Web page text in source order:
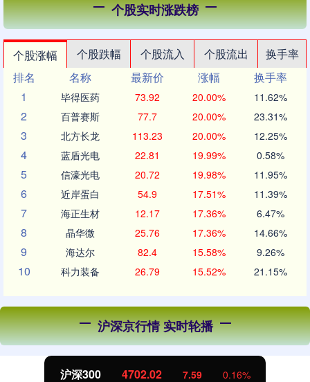
个股实时涨跌榜
个股涨幅 个股跌幅 个股流入 个股流出
换手率
排名
名称 最新价 涨幅
换手率
1
毕得医药 73.92 20.00% 11.62%
2 百普赛斯 77.7 20.00% 23.31%
3 北方长龙 113.23 20.00% 12.25%
4 蓝盾光电 22.81 19.99% 0.58%
5 信濠光电 20.72 19.98% 11.95%
6 近岸蛋白 54.9 17.51% 11.39%
7 海正生材 12.17 17.36% 6.47%
8 晶华微 25.76 17.36% 14.66%
9 海达尔 82.4 15.58% 9.26%
10 科力装备 26.79 15.52% 21.15%
沪深京行情 实时轮播
沪深300 4702.02 7.59 0.16%